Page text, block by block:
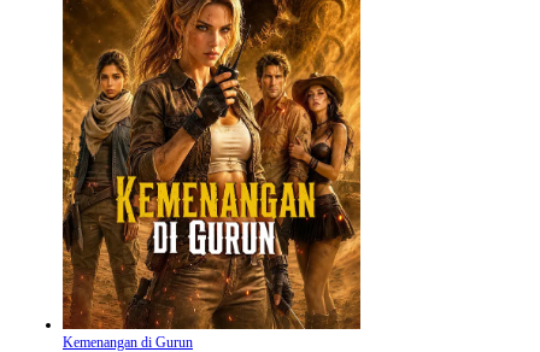
Kemenangan di Gurun